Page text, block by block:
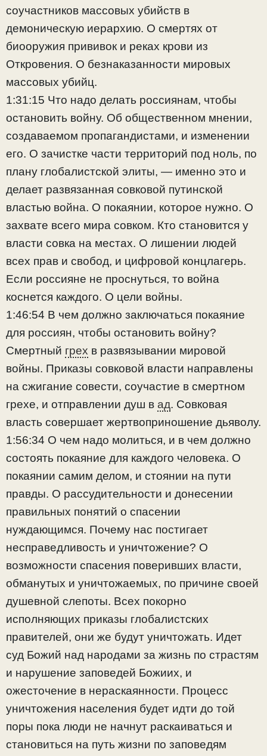
соучастников массовых убийств в
демоническую иерархию. О смертях от
биооружия прививок и реках крови из
Откровения. О безнаказанности мировых
массовых убийц.
1:31:15 Что надо делать россиянам, чтобы
остановить войну. Об общественном мнении,
создаваемом пропагандистами, и изменении
его. О зачистке части территорий под ноль, по
плану глобалистской элиты, — именно это и
делает развязанная совковой путинской
властью война. О покаянии, которое нужно. О
захвате всего мира совком. Кто становится у
власти совка на местах. О лишении людей
всех прав и свобод, и цифровой концлагерь.
Если россияне не проснуться, то война
коснется каждого. О цели войны.
1:46:54 В чем должно заключаться покаяние
для россиян, чтобы остановить войну?
Смертный грех в развязывании мировой
войны. Приказы совковой власти направлены
на сжигание совести, соучастие в смертном
грехе, и отправлении душ в ад. Совковая
власть совершает жертвоприношение дьяволу.
1:56:34 О чем надо молиться, и в чем должно
состоять покаяние для каждого человека. О
покаянии самим делом, и стоянии на пути
правды. О рассудительности и донесении
правильных понятий о спасении
нуждающимся. Почему нас постигает
несправедливость и уничтожение? О
возможности спасения поверивших власти,
обманутых и уничтожаемых, по причине своей
душевной слепоты. Всех покорно
исполняющих приказы глобалистских
правителей, они же будут уничтожать. Идет
суд Божий над народами за жизнь по страстям
и нарушение заповедей Божиих, и
ожесточение в нераскаянности. Процесс
уничтожения населения будет идти до той
поры пока люди не начнут раскаиваться и
становиться на путь жизни по заповедям